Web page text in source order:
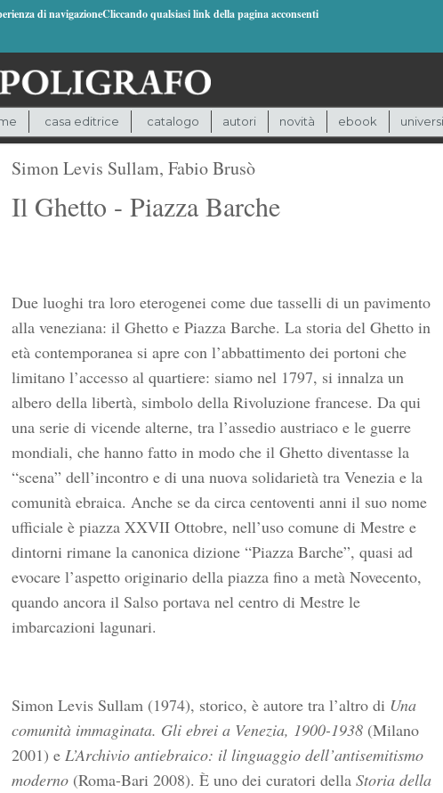
di navigazioneCliccando qualsiasi link della pagina acconsenti
casa editrice catalogo autori novità ebook
Simon Levis Sullam, Fabio Brusò
Il Ghetto - Piazza Barche
Due luoghi tra loro eterogenei come due tasselli di un pavimento
alla veneziana: il Ghetto e Piazza Barche. La storia del Ghetto in
età contemporanea si apre con l’abbattimento dei portoni che
limitano l’accesso al quartiere: siamo nel 1797, si innalza un
albero della libertà, simbolo della Rivoluzione francese. Da qui
una serie di vicende alterne, tra l’assedio austriaco e le guerre
mondiali, che hanno fatto in modo che il Ghetto diventasse la
“scena” dell’incontro e di una nuova solidarietà tra Venezia e la
comunità ebraica. Anche se da circa centoventi anni il suo nome
ufficiale è piazza XXVII Ottobre, nell’uso comune di Mestre e
dintorni rimane la canonica dizione “Piazza Barche”, quasi ad
evocare l’aspetto originario della piazza fino a metà Novecento,
quando ancora il Salso portava nel centro di Mestre le
imbarcazioni lagunari.
Simon Levis Sullam (1974), storico, è autore tra l’altro di Una
comunità immaginata. Gli ebrei a Venezia, 1900-1938(Milano
2001) e L’Archivio antiebraico: il linguaggio dell’antisemitismo
moderno(Roma-Bari 2008). È uno dei curatori della Storia della